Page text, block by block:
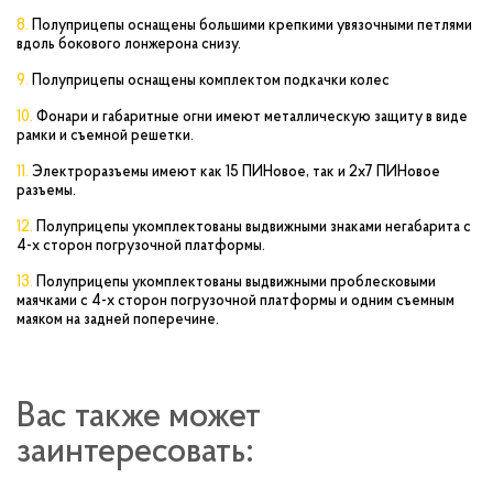
Полуприцепы оснащены большими крепкими увязочными петлями
вдоль бокового лонжерона снизу.
Полуприцепы оснащены комплектом подкачки колес
Фонари и габаритные огни имеют металлическую защиту в виде
рамки и съемной решетки.
Электроразъемы имеют как 15 ПИНовое, так и 2x7 ПИНовое
разъемы.
Полуприцепы укомплектованы выдвижными знаками негабарита с
4-х сторон погрузочной платформы.
Полуприцепы укомплектованы выдвижными проблесковыми
маячками с 4-х сторон погрузочной платформы и одним съемным
маяком на задней поперечине.
Вас также может
заинтересовать: